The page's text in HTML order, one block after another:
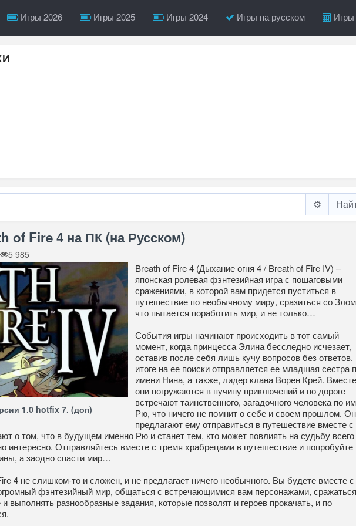
Игры 2026 Игры 2025 Игры 2024 Игры на русском
⚙️
of Fire 4 на ПК (на Русском)
5 985
1.0 hotfix 7. (доп)
Breath of Fire 4 (Дыхание огня 4 / Breath of Fire IV) –
японская ролевая фэнтезийная игра с пошаговыми
сражениями, в которой вам придется пуститься в
путешествие по необычному миру, сразиться со
что пытается поработить мир, и не только…
События игры начинают происходить в тот самый
момент, когда принцесса Элина бесследно исчезает,
оставив после себя лишь кучу вопросов без ответов.
итоге на ее поиски отправляется ее младшая сестра
имени Нина, а также, лидер клана Ворен Крей. Вместе
они погружаются в пучину приключений и по дороге
встречают таинственного, загадочного человека по
Рю, что ничего не помнит о себе и своем прошлом.
предлагают ему отправиться в путешествие вместе с
о том, что в будущем именно Рю и станет тем, кто может повлиять на судьбу всего
интересно. Отправляйтесь вместе с тремя храбрецами в путешествие и попробуйте
а заодно спасти мир…
4 не слишком-то и сложен, и не предлагает ничего необычного. Вы будете вместе с
фэнтезийный мир, общаться с встречающимися вам персонажами,
выполнять разнообразные задания, которые позволят и героев прокачать, и по